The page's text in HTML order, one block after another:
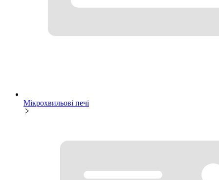
Мікрохвильові печі